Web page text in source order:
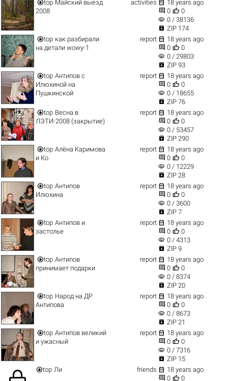
top Майский выезд
2008
activities  18 years ago
 0  0
visibility 0 / 38136
 ZIP 174
top как разбирали
на детали wowу-1
report  18 years ago
 0  0
visibility 0 / 29803
 ZIP 93
top Антипов с
Илюхиной на
Пушкинской
report  18 years ago
 0  0
visibility 0 / 18655
 ZIP 76
top Весна в
ЛЭТИ-2008 (закрытие)
report  18 years ago
 0  0
visibility 0 / 53457
 ZIP 290
top Алёна Каримова
и Ко
report  18 years ago
 0  0
visibility 0 / 12229
 ZIP 28
top Антипов
Илюхина
report  18 years ago
 0  0
visibility 0 / 3600
 ZIP 7
top Антипов и
застолье
report  18 years ago
 0  0
visibility 0 / 4313
 ZIP 9
top Антипов
принимает подарки
report  18 years ago
 0  0
visibility 0 / 8374
 ZIP 20
top Народ на ДР
Антипова
report  18 years ago
 0  0
visibility 0 / 8673
 ZIP 21
top Антипов великий
и ужасный
report  18 years ago
 0  0
visibility 0 / 7316
 ZIP 15
top Ли friends  18 years ago
 0  0